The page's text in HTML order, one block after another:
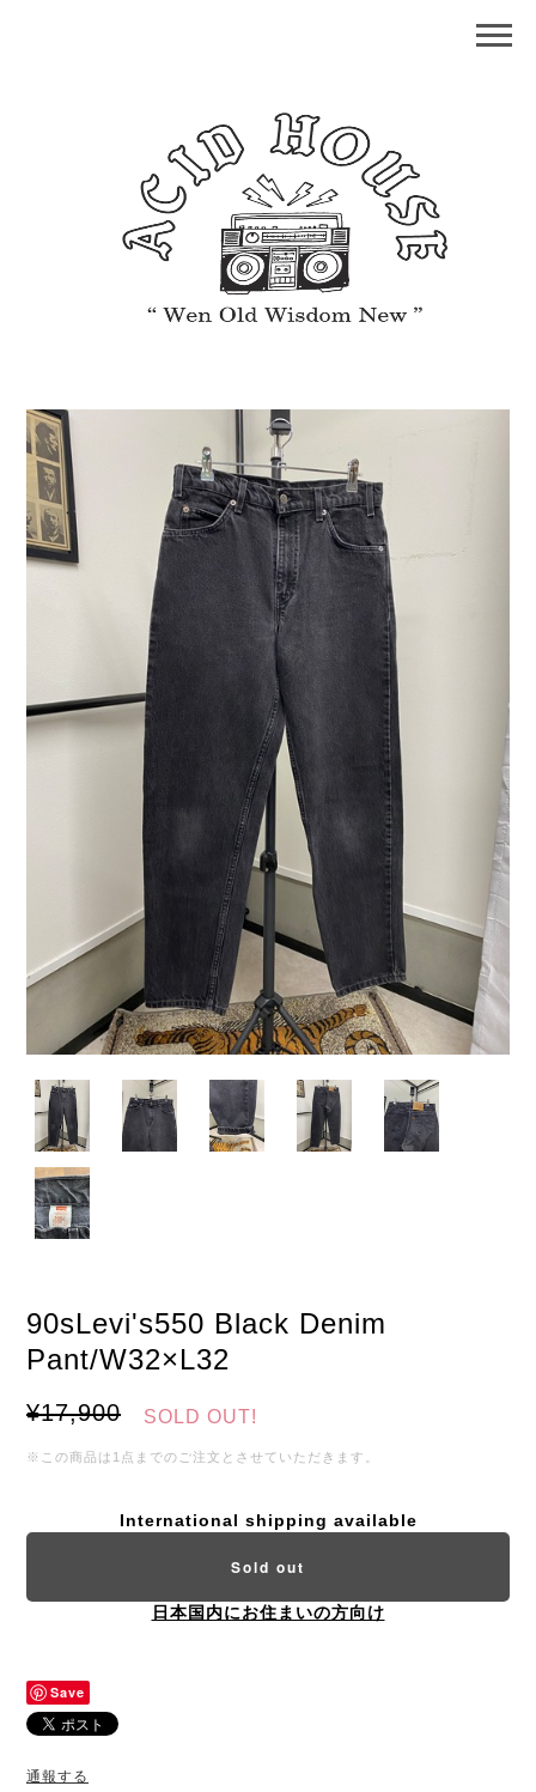
90sLevi's550 Black Denim
Pant/W32×L32
¥17,900 SOLD OUT!
※この商品は1点までのご注文とさせていただきます。
International shipping available
Sold out
日本国内にお住まいの方向け
Save
通報する